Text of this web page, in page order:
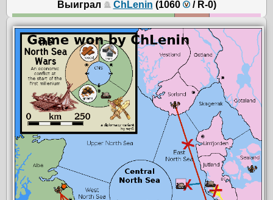
Выиграл
ChLenin (1060 / R-0)